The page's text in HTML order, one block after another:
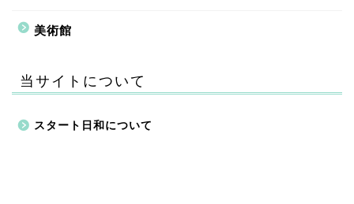
美術館
当サイトについて
スタート日和について